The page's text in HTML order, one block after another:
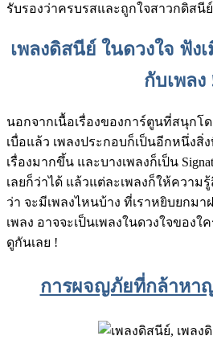
รับรองว่าครบรสและถูกใจสาวกดิสนี
เพลงดิสนีย์ ในดวงใจ ฟัง
กับเพลง
นอกจากเนื้อเรื่องของการ์ตูนที่สนุกโ
เบื่อแล้ว เพลงประกอบก็เป็นอีกหนึ่งสิ่
เรื่องมากขึ้น และบางเพลงก็เป็น
เลยก็ว่าได้ แล้วแต่ละเพลงก็ให้ความ
ว่า จะมีเพลงไหนบ้าง ที่เราหยิบยกม
เพลง อาจจะเป็นเพลงในดวงใจของ
ดูกันเลย !
การผจญภัยที่กล้าหา